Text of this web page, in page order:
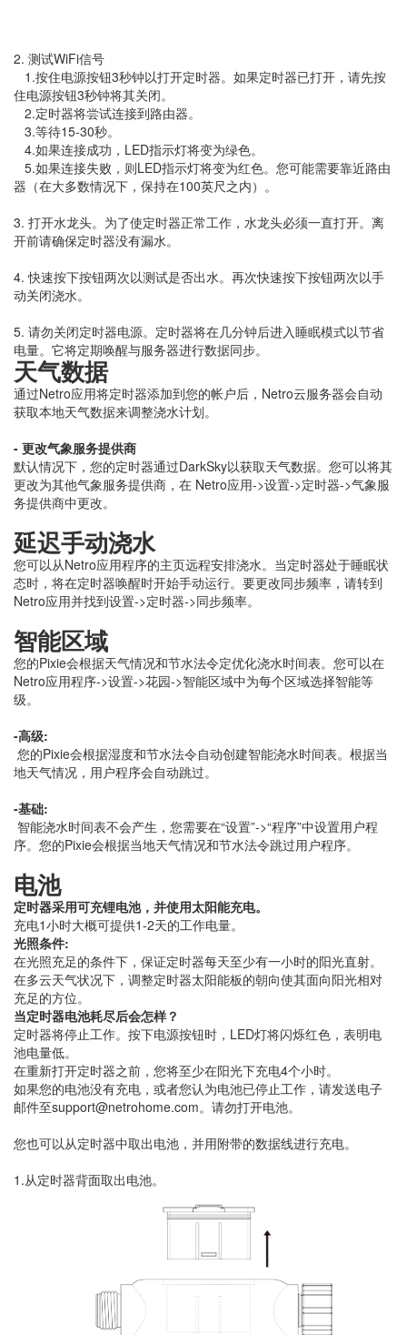
2. 测试WiFi信号
1.按住电源按钮3秒钟以打开定时器。如果定时器已打开，请先按
住电源按钮3秒钟将其关闭。
2.定时器将尝试连接到路由器。
3.等待15-30秒。
4.如果连接成功，LED指示灯将变为绿色。
5.如果连接失败，则LED指示灯将变为红色。您可能需要靠近路由
器（在大多数情况下，保持在100英尺之内）。
3. 打开水龙头。为了使定时器正常工作，水龙头必须一直打开。离
开前请确保定时器没有漏水。
4. 快速按下按钮两次以测试是否出水。再次快速按下按钮两次以手
动关闭浇水。
5. 请勿关闭定时器电源。定时器将在几分钟后进入睡眠模式以节省
电量。它将定期唤醒与服务器进行数据同步。
天气数据
通过Netro应用将定时器添加到您的帐户后，Netro云服务器会自动
获取本地天气数据来调整浇水计划。
- 更改气象服务提供商
默认情况下，您的定时器通过DarkSky以获取天气数据。您可以将其
更改为其他气象服务提供商，在 Netro应用->设置->定时器->气象服
务提供商中更改。
延迟手动浇水
您可以从Netro应用程序的主页远程安排浇水。当定时器处于睡眠状
态时，将在定时器唤醒时开始手动运行。要更改同步频率，请转到
Netro应用并找到设置->定时器->同步频率。
智能区域
您的Pixie会根据天气情况和节水法令定优化浇水时间表。您可以在
Netro应用程序->设置->花园->智能区域中为每个区域选择智能等
级。
-高级:
您的Pixie会根据湿度和节水法令自动创建智能浇水时间表。根据当
地天气情况，用户程序会自动跳过。
-基础:
智能浇水时间表不会产生，您需要在“设置”->“程序”中设置用户程
序。您的Pixie会根据当地天气情况和节水法令跳过用户程序。
电池
定时器采用可充锂电池，并使用太阳能充电。
充电1小时大概可提供1-2天的工作电量。
光照条件:
在光照充足的条件下，保证定时器每天至少有一小时的阳光直射。
在多云天气状况下，调整定时器太阳能板的朝向使其面向阳光相对
充足的方位。
当定时器电池耗尽后会怎样？
定时器将停止工作。按下电源按钮时，LED灯将闪烁红色，表明电
池电量低。
在重新打开定时器之前，您将至少在阳光下充电4个小时。
如果您的电池没有充电，或者您认为电池已停止工作，请发送电子
邮件至support@netrohome.com。请勿打开电池。
您也可以从定时器中取出电池，并用附带的数据线进行充电。
1.从定时器背面取出电池。